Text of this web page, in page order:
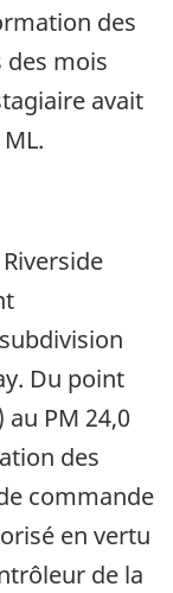
des
des mois
avait
Du point
PM 24,0
des
commande
en vertu
de la